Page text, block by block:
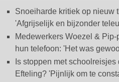
Snoeiharde kritiek op nieuw
'Afgrijselijk en bijzonder
Medewerkers Woezel &
hun telefoon: 'Het was
Is stoppen met
Efteling? 'Pijnlijk om te